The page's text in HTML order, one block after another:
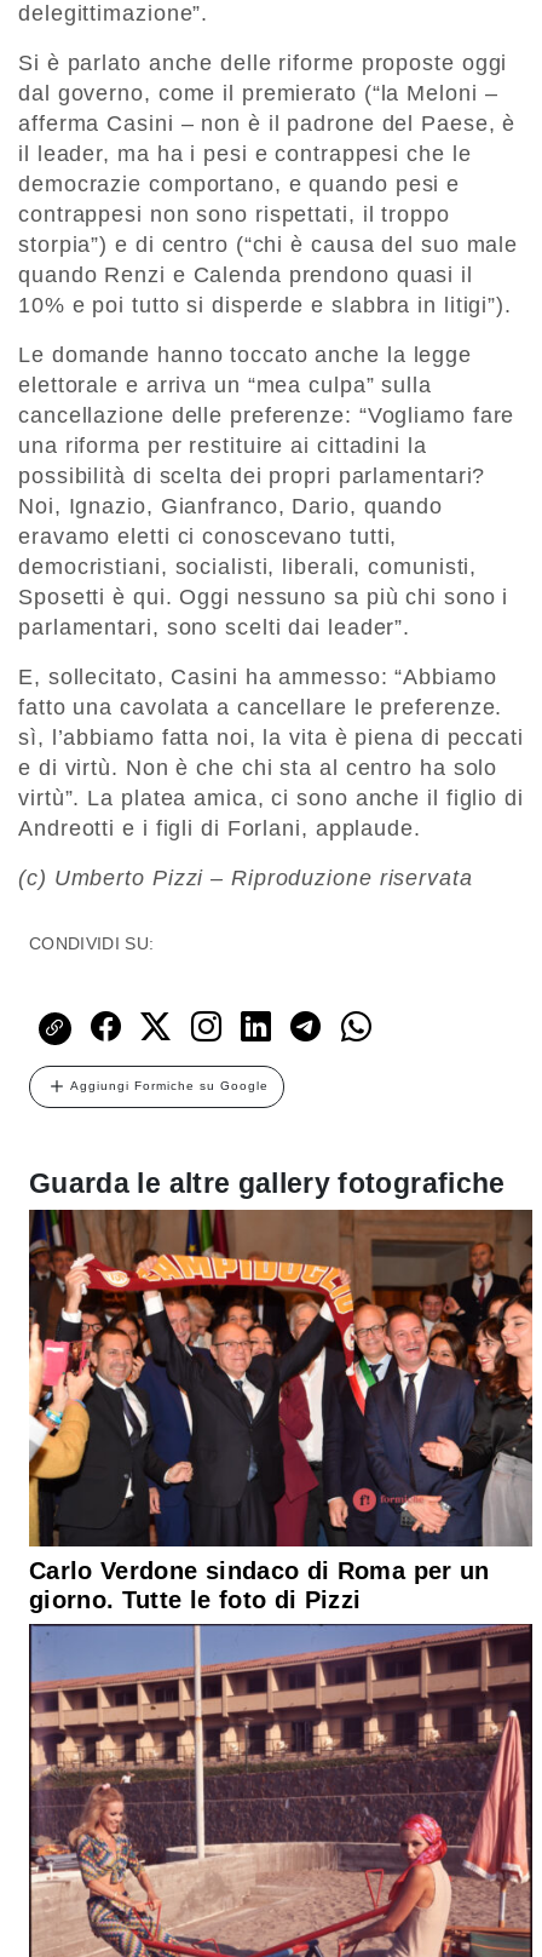
delegittimazione”.
Si è parlato anche delle riforme proposte oggi
dal governo, come il premierato (“la Meloni –
afferma Casini – non è il padrone del Paese, è
il leader, ma ha i pesi e contrappesi che le
democrazie comportano, e quando pesi e
contrappesi non sono rispettati, il troppo
storpia”) e di centro (“chi è causa del suo male
quando Renzi e Calenda prendono quasi il
10% e poi tutto si disperde e slabbra in litigi”).
Le domande hanno toccato anche la legge
elettorale e arriva un “mea culpa” sulla
cancellazione delle preferenze: “Vogliamo fare
una riforma per restituire ai cittadini la
possibilità di scelta dei propri parlamentari?
Noi, Ignazio, Gianfranco, Dario, quando
eravamo eletti ci conoscevano tutti,
democristiani, socialisti, liberali, comunisti,
Sposetti è qui. Oggi nessuno sa più chi sono i
parlamentari, sono scelti dai leader”.
E, sollecitato, Casini ha ammesso: “Abbiamo
fatto una cavolata a cancellare le preferenze.
sì, l’abbiamo fatta noi, la vita è piena di peccati
e di virtù. Non è che chi sta al centro ha solo
virtù”. La platea amica, ci sono anche il figlio di
Andreotti e i figli di Forlani, applaude.
(c) Umberto Pizzi – Riproduzione riservata
CONDIVIDI SU:
Aggiungi Formiche su Google
Guarda le altre gallery fotografiche
Carlo Verdone sindaco di Roma per un
giorno. Tutte le foto di Pizzi